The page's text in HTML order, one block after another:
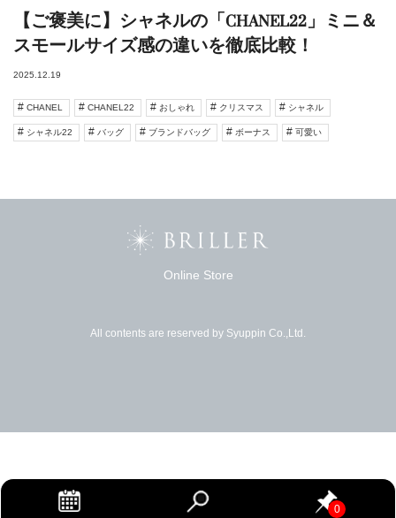
0
【ご褒美に】シャネルの「CHANEL22」ミニ＆
スモールサイズ感の違いを徹底比較！
2025.12.19
CHANEL CHANEL22 おしゃれ クリスマス シャネル
シャネル22 バッグ ブランドバッグ ボーナス 可愛い
Online Store
All contents are reserved by Syuppin Co.,Ltd.